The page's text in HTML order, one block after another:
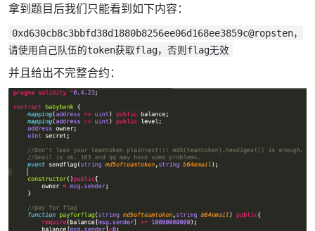
拿到题目后我们只能看到如下内容：
0xd630cb8c3bbfd38d1880b8256ee06d168ee3859c@ropsten，
请使用自己队伍的token获取flag，否则flag无效
并且给出不完整合约：